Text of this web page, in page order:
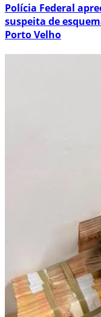
Polícia Federal
suspeita de
Porto Velho